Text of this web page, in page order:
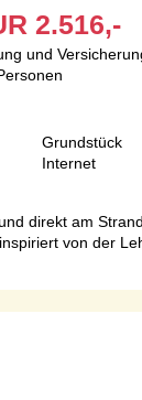
2.516,-
und
Grundstück
Internet
direkt am
von der